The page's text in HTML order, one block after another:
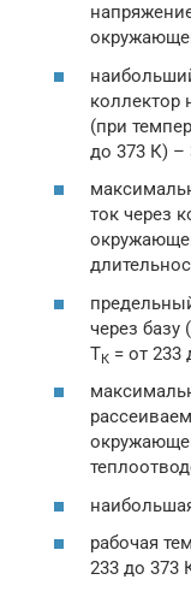
коллектор
(при
до 373 К) –
ток через
через
ТК = от 233
рабочая
233 до 373